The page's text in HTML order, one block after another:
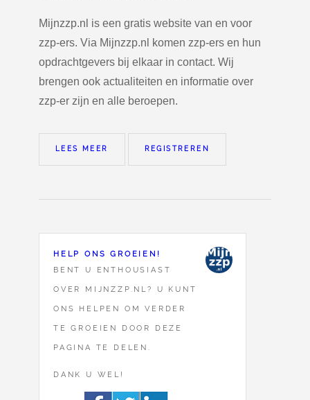
Mijnzzp.nl is een gratis website van en voor
zzp-ers. Via Mijnzzp.nl komen zzp-ers en hun
opdrachtgevers bij elkaar in contact. Wij
brengen ook actualiteiten en informatie over
zzp-er zijn en alle beroepen.
LEES MEER REGISTREREN
HELP ONS GROEIEN!
BENT U ENTHOUSIAST
OVER MIJNZZP.NL? U KUNT
ONS HELPEN OM VERDER
TE GROEIEN DOOR DEZE
PAGINA TE DELEN.
DANK U WEL!